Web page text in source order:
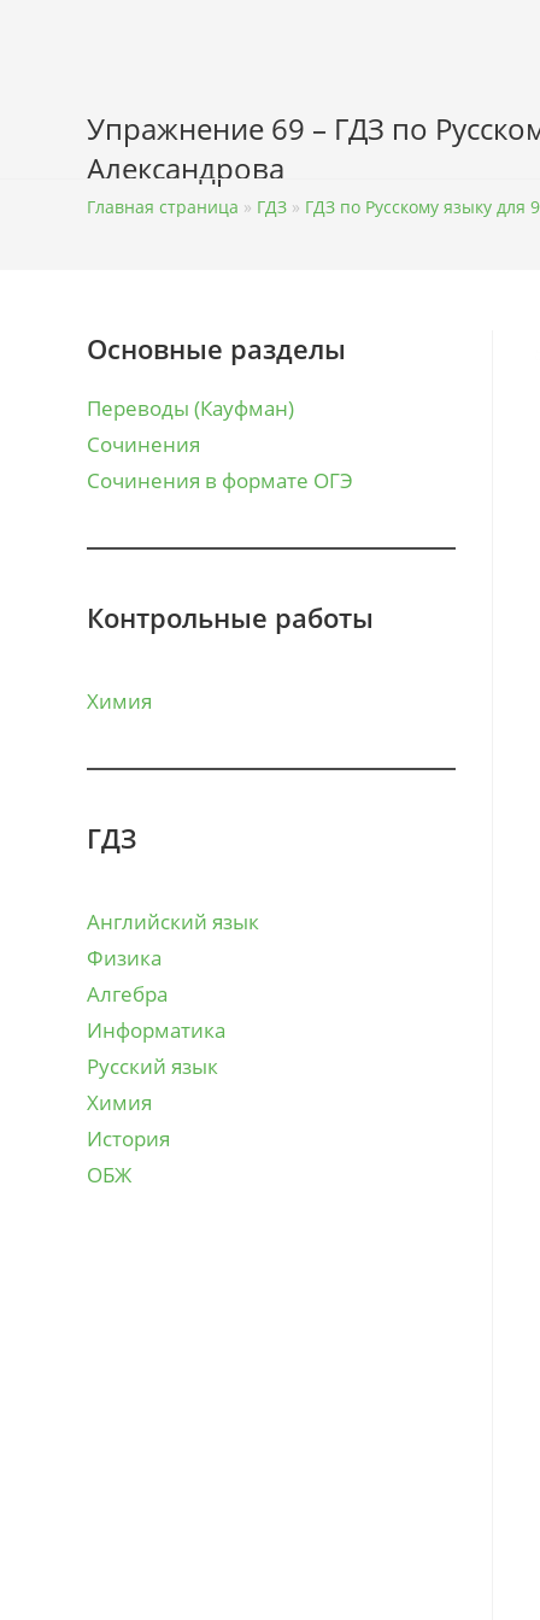
Упражнение 69 – ГДЗ по
Александрова
Главная страница » ГДЗ » ГДЗ по Русскому языку для
Основные разделы
Переводы (Кауфман)
Сочинения
Сочинения в формате ОГЭ
Контрольные работы
Химия
ГДЗ
Английский язык
Физика
Алгебра
Информатика
Русский язык
Химия
История
ОБЖ